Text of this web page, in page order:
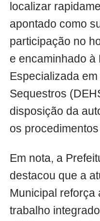
localizar
apontado como
participação no
e encaminhado à
Especializada
Sequestros
disposição da
os
Em nota, a
destacou que a
Municipal reforça
trabalho